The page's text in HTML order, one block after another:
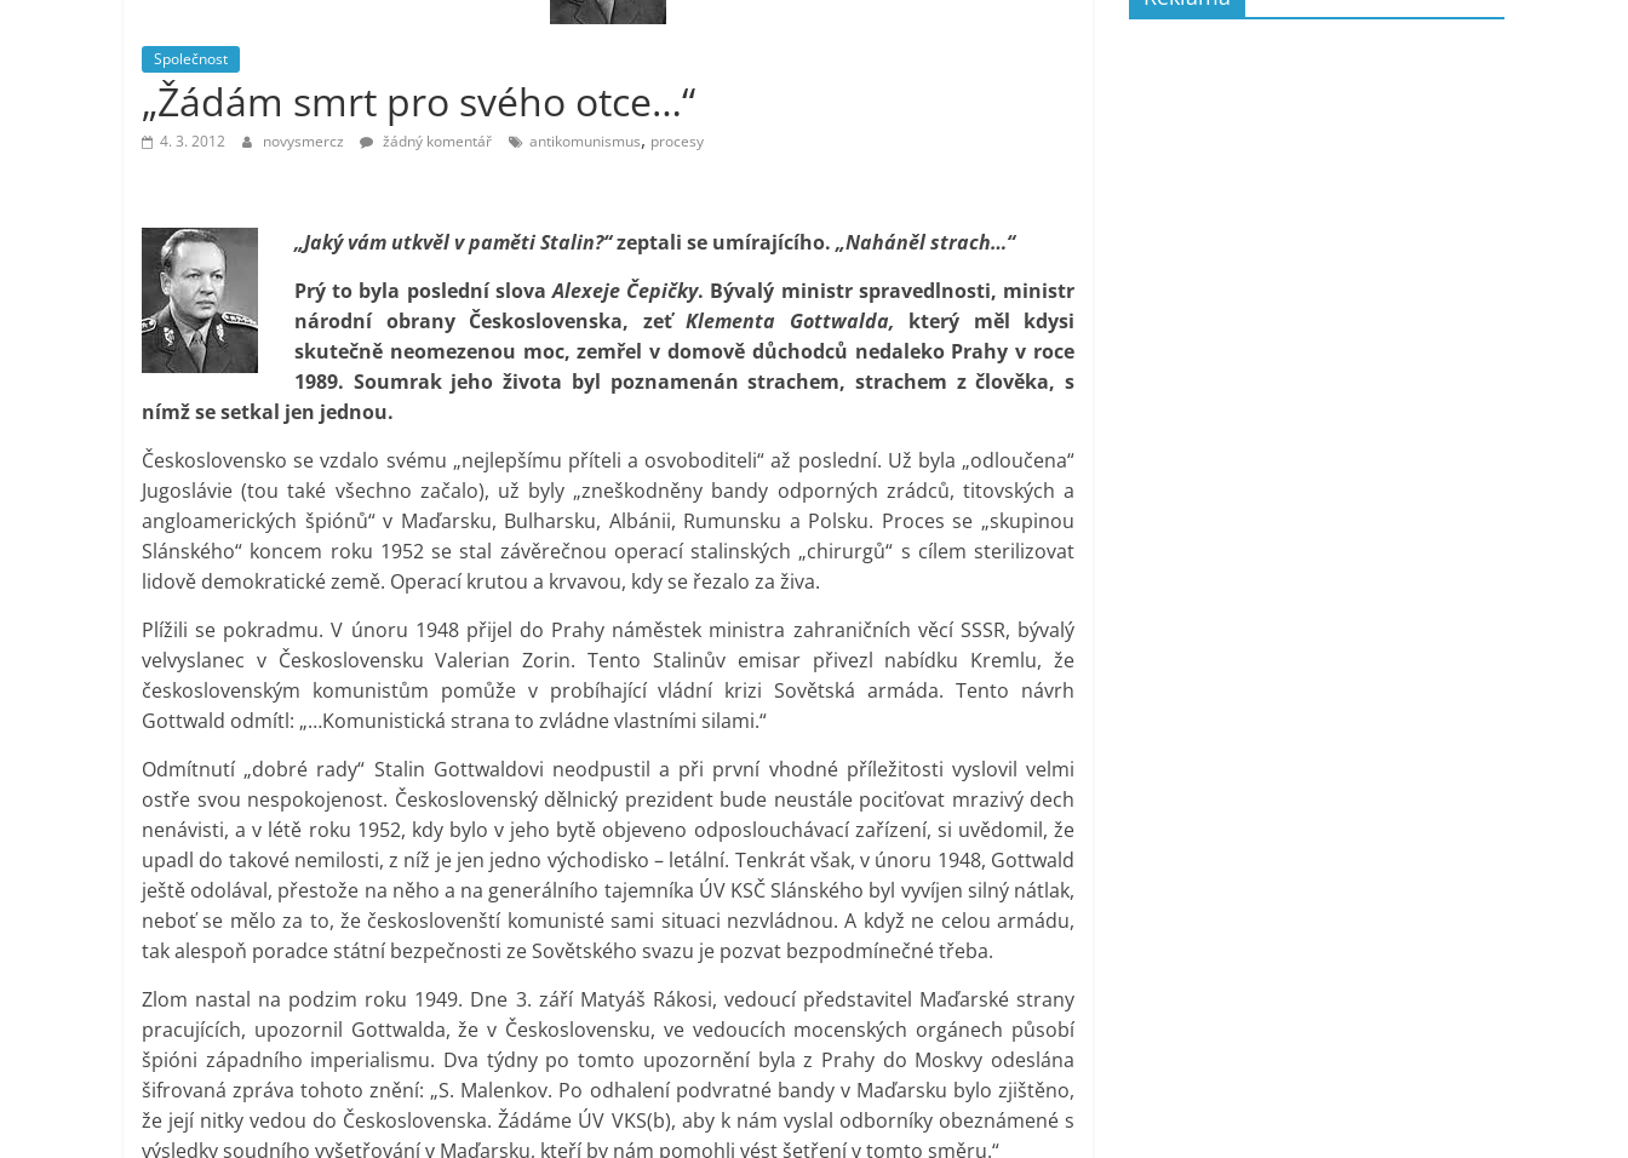
prospívá?
Společnost
„Žádám smrt pro svého otce…“
4. 3. 2012 novysmercz žádný komentář antikomunismus, procesy
„Jaký vám utkvěl v paměti Stalin?“zeptali se umírajícího. „Naháněl strach…“
Prý to byla poslední slovaAlexeje Čepičky. Bývalý ministr spravedlnosti, ministr
národní obrany Československa, zeť Klementa Gottwalda, který měl kdysi
skutečně neomezenou moc, zemřel v domově důchodců nedaleko Prahy v roce
1989. Soumrak jeho života byl poznamenán strachem, strachem z člověka, s
nímž se setkal jen jednou.
Československo se vzdalo svému „nejlepšímu příteli a osvoboditeli“ až poslední. Už byla „odloučena“
Jugoslávie (tou také všechno začalo), už byly „zneškodněny bandy odporných zrádců, titovských a
angloamerických špiónů“ v Maďarsku, Bulharsku, Albánii, Rumunsku a Polsku. Proces se „skupinou
Slánského“ koncem roku 1952 se stal závěrečnou operací stalinských „chirurgů“ s cílem sterilizovat
lidově demokratické země. Operací krutou a krvavou, kdy se řezalo za živa.
Plížili se pokradmu. V únoru 1948 přijel do Prahy náměstek ministra zahraničních věcí SSSR, bývalý
velvyslanec v Československu Valerian Zorin. Tento Stalinův emisar přivezl nabídku Kremlu, že
československým komunistům pomůže v probíhající vládní krizi Sovětská armáda. Tento návrh
Gottwald odmítl: „…Komunistická strana to zvládne vlastními silami.“
Odmítnutí „dobré rady“ Stalin Gottwaldovi neodpustil a při první vhodné příležitosti vyslovil velmi
ostře svou nespokojenost. Československý dělnický prezident bude neustále pociťovat mrazivý dech
nenávisti, a v létě roku 1952, kdy bylo v jeho bytě objeveno odposlouchávací zařízení, si uvědomil, že
upadl do takové nemilosti, z níž je jen jedno východisko – letální. Tenkrát však, v únoru 1948, Gottwald
ještě odolával, přestože na něho a na generálního tajemníka ÚV KSČ Slánského byl vyvíjen silný nátlak,
neboť se mělo za to, že českoslovenští komunisté sami situaci nezvládnou. A když ne celou armádu,
tak alespoň poradce státní bezpečnosti ze Sovětského svazu je pozvat bezpodmínečné třeba.
Zlom nastal na podzim roku 1949. Dne 3. září Matyáš Rákosi, vedoucí představitel Maďarské strany
pracujících, upozornil Gottwalda, že v Československu, ve vedoucích mocenských orgánech působí
špióni západního imperialismu. Dva týdny po tomto upozornění byla z Prahy do Moskvy odeslána
šifrovaná zpráva tohoto znění: „S. Malenkov. Po odhalení podvratné bandy v Maďarsku bylo zjištěno,
že její nitky vedou do Československa. Žádáme ÚV VKS(b), aby k nám vyslal odborníky obeznámené s
výsledky soudního vyšetřování v Maďarsku, kteří by nám pomohli vést šetření v tomto směru.“